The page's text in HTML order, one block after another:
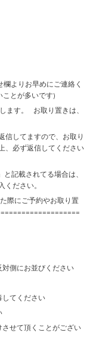
よりお早めにご連絡く
ことが多いです)
ます。 お取り置きは、
信してますので、お取り
、必ず返信してください
記載されてる場合は、
ください。
際にご予約やお取り置
側にお並びください
してください
せて頂くことがござい